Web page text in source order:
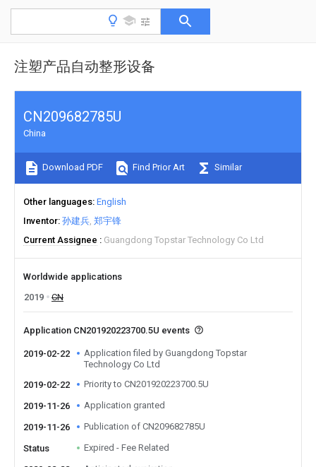
注塑产品自动整形设备
CN209682785U
China
Download PDF Find Prior Art Similar
Other languages English
Inventor 孙建兵 郑宇锋
Current Assignee
Guangdong Topstar Technology Co Ltd
Worldwide applications
2019
CN
Application CN201920223700.5U events
2019-02-22
Application filed by Guangdong Topstar
Technology Co Ltd
2019-02-22
Priority to CN201920223700.5U
2019-11-26 Application granted
2019-11-26 Publication of CN209682785U
Status Expired - Fee Related